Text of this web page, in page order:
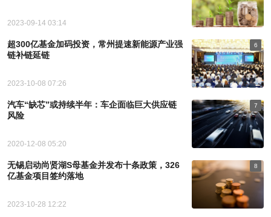
2023-09-14 03:14
6
超300亿基金加码投资，常州提速新能源产业强
链补链延链
2023-10-08 07:26
7
汽车“缺芯”或持续半年：车企面临巨大供应链
风险
2020-12-08 05:20
8
无锡启动尚贤湖S母基金并发布十条政策，326
亿基金项目签约落地
2023-10-28 12:22